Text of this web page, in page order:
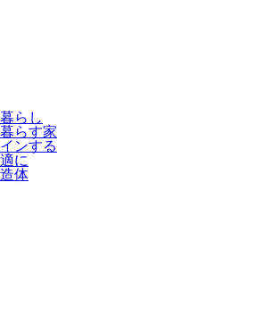
らし
らす家
ンする
に
体